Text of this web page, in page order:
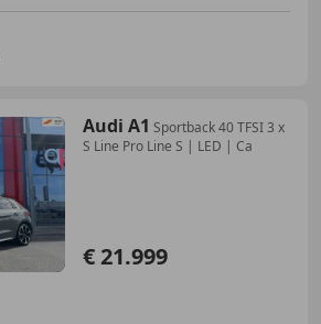
Audi A1 Sportback 40 TFSI 3 x
S Line Pro Line S | LED | Ca
€ 21.999